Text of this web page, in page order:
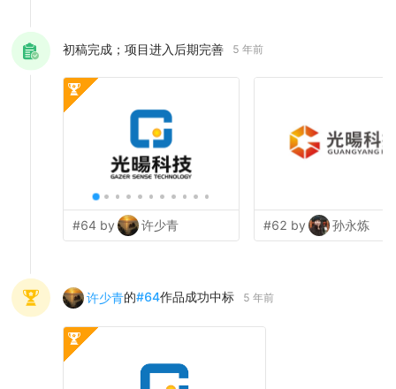
初稿完成；项目进入后期完善 5 年前
#64 by 许少青 #62 by 孙永炼
许少青的#64作品成功中标 5 年前